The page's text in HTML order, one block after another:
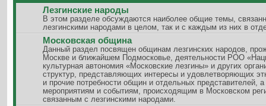
Лезгинские народы
В этом разделе обсуждаются наиболее общие темы,
лезгинскими народами в целом, так и с каждым из них в
Московская община
Данный раздел посвящен общинам лезгинских народов,
Москве и ближайшем Подмосковье, деятельности РОО
культурная автономия «Московские лезгины» и других
структур, представляющих интересы и удовлетворяющих
и прочие потребности общин и отдельных представителей,
мероприятиям и событиям, происходящим в Московском
связанным с лезгинскими народами.